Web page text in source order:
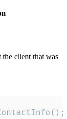
client that was